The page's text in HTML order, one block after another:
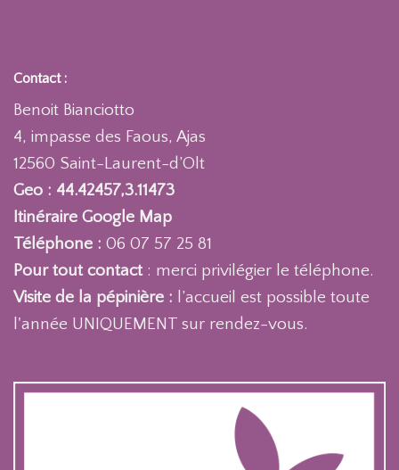
Contact :
Benoit Bianciotto
4, impasse des Faous, Ajas
12560 Saint-Laurent-d’Olt
Geo : 44.42457,3.11473
Itinéraire Google Map
Téléphone : 06 07 57 25 81
Pour tout contact : merci privilégier le téléphone.
Visite de la pépinière : l’accueil est possible toute
l'année UNIQUEMENT sur rendez-vous.